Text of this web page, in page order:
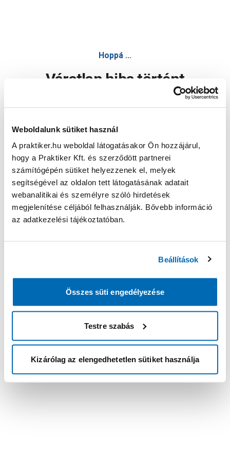
Weboldalunk sütiket használ
A praktiker.hu weboldal látogatásakor Ön hozzájárul,
hogy a Praktiker Kft. és szerződött partnerei
számítógépén sütiket helyezzenek el, melyek
segítségével az oldalon tett látogatásának adatait
webanalitikai és személyre szóló hirdetések
megjelenítése céljából felhasználják. Bővebb információ
az adatkezelési tájékoztatóban.
Beállítások
Összes süti engedélyezése
Testre szabás
Kizárólag az elengedhetetlen sütiket használja
Hoppá ...
Váratlan hiba történt
Oldal újratöltése